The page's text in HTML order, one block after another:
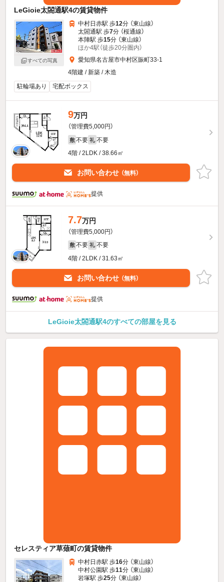
LeGioie太閤通駅4の賃貸物件
すべての写真
中村日赤駅 歩12分 （東山線）
太閤通駅 歩7分 （桜通線）
本陣駅 歩15分 （東山線）
ほか4駅（徒歩20分圏内）
愛知県名古屋市中村区賑町33-1
4階建 / 新築 / 木造
駐輪場あり
宅配ボックス
9万円
（管理費5,000円）
敷 不要 礼 不要
4階 / 2LDK / 38.66㎡
お問い合わせ （無料）
提供
7.7万円
（管理費5,000円）
敷 不要 礼 不要
4階 / 2LDK / 31.63㎡
お問い合わせ （無料）
提供
LeGioie太閤通駅4のすべての部屋を見る
セレスティア草薙町の賃貸物件
中村日赤駅 歩16分 （東山線）
中村公園駅 歩11分 （東山線）
岩塚駅 歩25分 （東山線）